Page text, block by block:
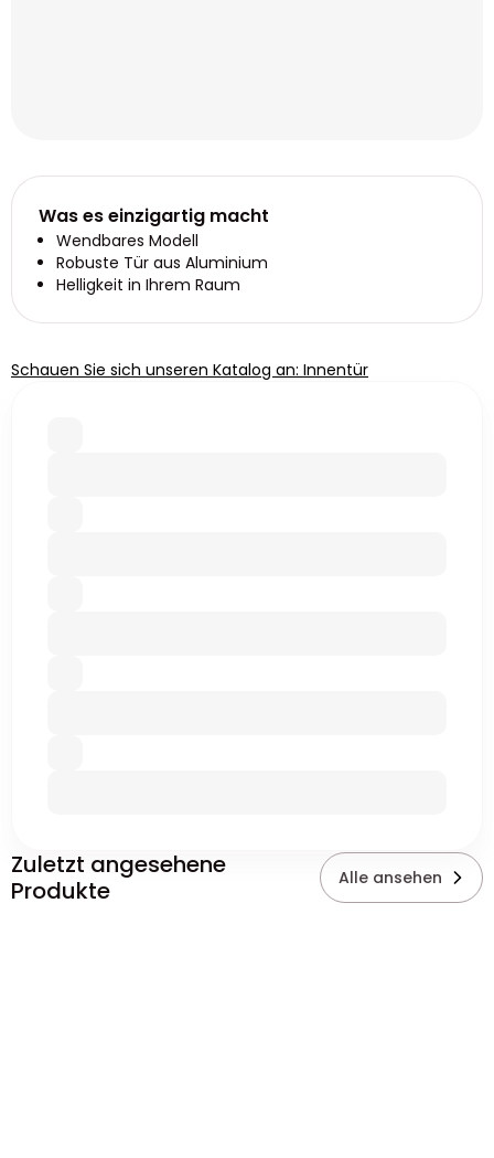
Was es einzigartig macht
Wendbares Modell
Robuste Tür aus Aluminium
Helligkeit in Ihrem Raum
Schauen Sie sich unseren Katalog an: Innentür
Zuletzt angesehene
Produkte
Alle ansehen